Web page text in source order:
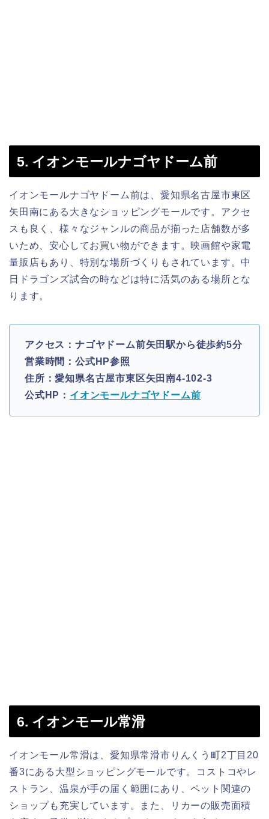
5. イオンモールナゴヤドーム前
イオンモールナゴヤドーム前は、愛知県名古屋市東区
矢田南にある大きなショッピングモールです。アクセ
スも良く、様々なジャンルの商品が揃った店舗数が多
いため、安心してお買い物ができます。映画館や家電
量販店もあり、特別な場所づくりもされています。中
日ドラゴンズ試合の時などは特に活気のある場所とな
ります。
アクセス：ナゴヤドーム前矢田駅から徒歩約5分
営業時間：公式HP参照
住所：愛知県名古屋市東区矢田南4-102-3
公式HP： イオンモールナゴヤドーム前
6. イオンモール常滑
イオンモール常滑は、愛知県常滑市りんくう町2丁目20
番3にある大型ショッピングモールです。コストコやレ
ストラン、温泉が手の届く範囲にあり、ペット関連の
ショップも充実しています。また、リカーの販売面積